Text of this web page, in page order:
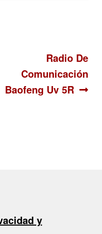
Siguiente:
Radio De
Comunicación
Baofeng Uv 5R
y